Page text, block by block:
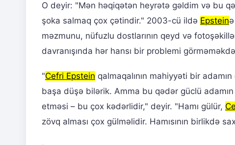
O deyir: "Mən həqiqətən heyrətə gəldim və bu
şoka salmaq çox çətindir." 2003-cü ildə Epstein
məzmunu, nüfuzlu dostlarının qeyd və
davranışında hər hansı bir problemi
"Cefri Epstein qalmaqalının mahiyyəti bir
başa düşə bilərik. Amma bu qədər güclü
etməsi – bu çox kədərlidir," deyir. "Hamı gülür,
zövq alması çox gülməlidir. Hamısının birlikdə